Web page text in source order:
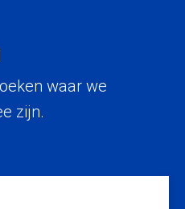
waar we
zijn.